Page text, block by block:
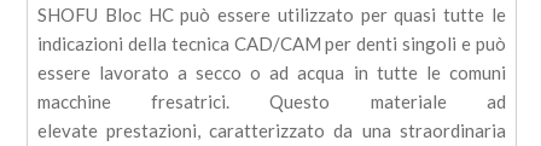
SHOFU Bloc HC può essere utilizzato per quasi tutte le
indicazioni della tecnica CAD/CAM per denti singoli e può
essere lavorato a secco o ad acqua in tutte le comuni
macchine fresatrici. Questo materiale ad
elevate prestazioni, caratterizzato da una straordinaria